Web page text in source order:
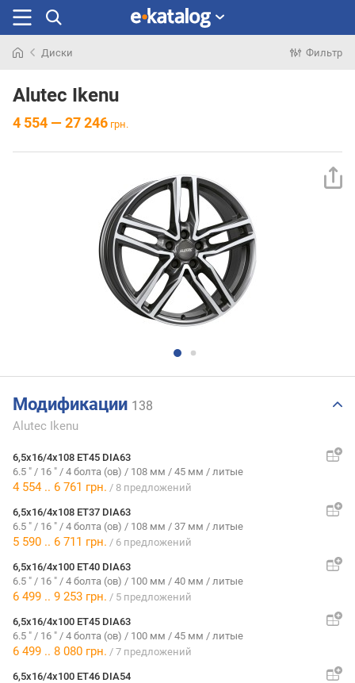
раньше
Диски Фильтр
Alutec Ikenu
4 554 — 27 246 грн.
Модификации 138
Alutec Ikenu
6,5x16/4x108 ET45 DIA63
6.5 " / 16 " / 4 болта (ов) / 108 мм / 45 мм / литые
4 554 .. 6 761 грн. / 8 предложений
6,5x16/4x108 ET37 DIA63
6.5 " / 16 " / 4 болта (ов) / 108 мм / 37 мм / литые
5 590 .. 6 711 грн. / 6 предложений
6,5x16/4x100 ET40 DIA63
6.5 " / 16 " / 4 болта (ов) / 100 мм / 40 мм / литые
6 499 .. 9 253 грн. / 5 предложений
6,5x16/4x100 ET45 DIA63
6.5 " / 16 " / 4 болта (ов) / 100 мм / 45 мм / литые
6 499 .. 8 080 грн. / 7 предложений
6,5x16/4x100 ET46 DIA54